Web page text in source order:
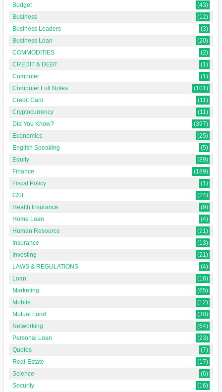
Budget
(43)
Business
(12)
Business Leaders
(3)
Business Loan
(20)
COMMODITIES
(2)
CREDIT & DEBT
(1)
Computer
(1)
Computer Full Notes
(101)
Credit Card
(11)
Cryptocurrency
(11)
Did You Know?
(397)
Economics
(25)
English Speaking
(5)
Equity
(89)
Finance
(189)
Fiscal Policy
(1)
GST
(24)
Health Insurance
(9)
Home Loan
(4)
Human Resource
(21)
Insurance
(13)
Investing
(21)
LAWS & REGULATIONS
(4)
Loan
(18)
Marketing
(65)
Mobile
(12)
Mutual Fund
(30)
Networking
(64)
Personal Loan
(23)
Quotes
(7)
Real-Estate
(17)
Science
(6)
Security
(16)